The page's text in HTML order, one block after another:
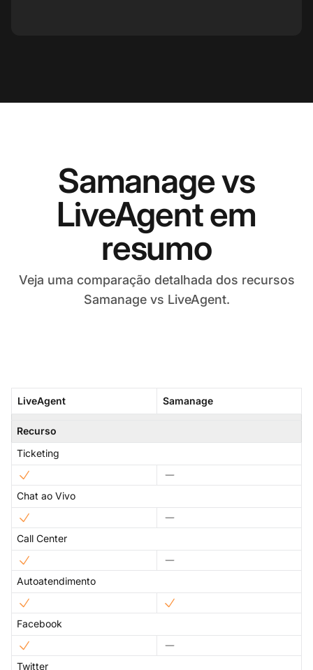
Samanage vs
LiveAgent em
resumo
Veja uma comparação detalhada dos recursos
Samanage vs LiveAgent.
LiveAgent Samanage
Recurso
Ticketing
Chat ao Vivo
Call Center
Autoatendimento
Facebook
Twitter